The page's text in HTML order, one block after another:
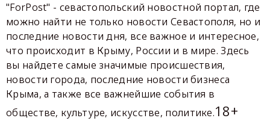
"ForPost" - севастопольский новостной портал, где
можно найти не только новости Севастополя, но и
последние новости дня, все важное и интересное,
что происходит в Крыму, России и в мире. Здесь
вы найдете самые значимые происшествия,
новости города, последние новости бизнеса
Крыма, а также все важнейшие события в
обществе, культуре, искусстве, политике.18+